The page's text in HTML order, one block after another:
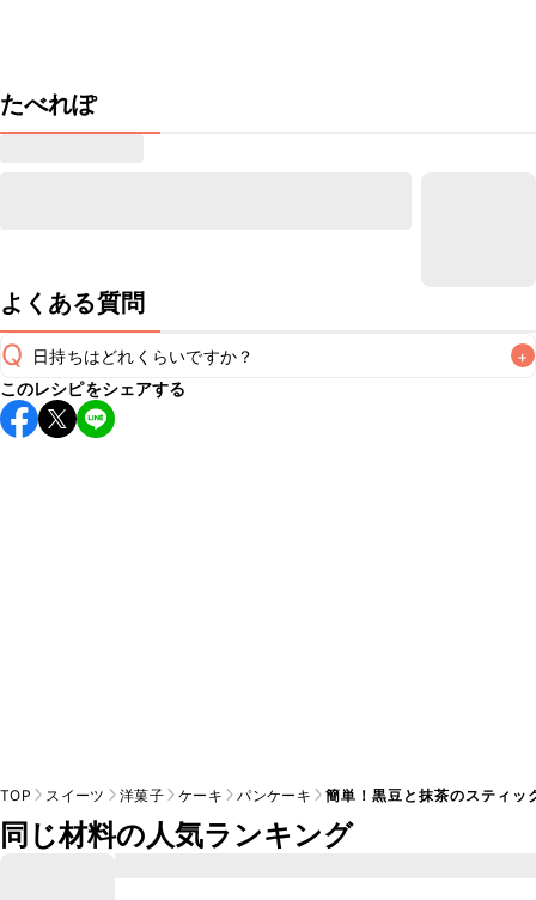
たべれぽ
よくある質問
Q 日持ちはどれくらいですか？ +
保存期間は冷蔵で翌日中が目安です。なるべくお早めにお召
し上がりください。
このレシピをシェアする
TOP スイーツ 洋菓子 ケーキ パンケーキ 簡単！黒豆と抹茶のスティッ
同じ材料の人気ランキング